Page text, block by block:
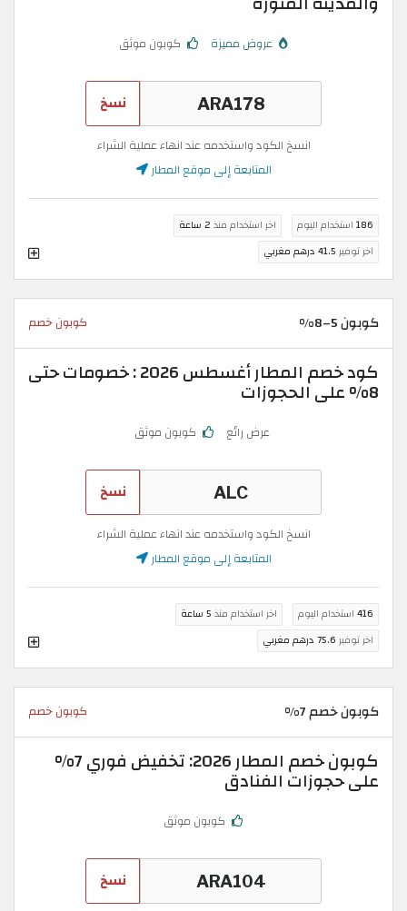
عروض مميزة كوبون موثق
نسخ
انسخ الكود واستخدمه عند انهاء عملية الشراء
المتابعة إلى موقع المطار
186 استخدام اليوم اخر استخدام منذ 2 ساعة
اخر توفير 41.5 درهم مغربي
كوبون 5–8% كوبون خصم
كود خصم المطار أغسطس 2026 : خصومات حتى
8% على الحجوزات
عرض رائع كوبون موثق
نسخ
انسخ الكود واستخدمه عند انهاء عملية الشراء
المتابعة إلى موقع المطار
416 استخدام اليوم اخر استخدام منذ 5 ساعة
اخر توفير 75.6 درهم مغربي
كوبون خصم 7% كوبون خصم
كوبون خصم المطار 2026: تخفيض فوري 7%
على حجوزات الفنادق
كوبون موثق
نسخ